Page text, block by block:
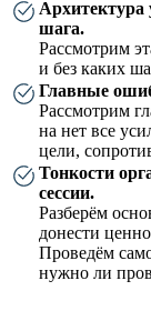
Архитектура
шага.
Рассмотрим
и без каких
Главные
Рассмотрим
на нет все
цели,
Тонкости
сессии.
Разберём
донести
Проведём
нужно ли